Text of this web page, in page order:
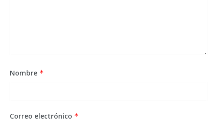
Nombre *
Correo electrónico *